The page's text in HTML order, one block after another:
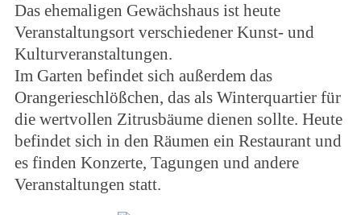
Das ehemaligen Gewächshaus ist heute
Veranstaltungsort verschiedener Kunst- und
Kulturveranstaltungen.
Im Garten befindet sich außerdem das
Orangerieschlößchen, das als Winterquartier für
die wertvollen Zitrusbäume dienen sollte. Heute
befindet sich in den Räumen ein Restaurant und
es finden Konzerte, Tagungen und andere
Veranstaltungen statt.